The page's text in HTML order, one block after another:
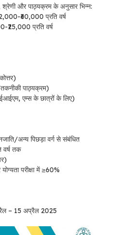
श्रेणी और पाठ्यक्रम के अनुसार भिन्न:
₹60,000 प्रति वर्ष
₹25,000 प्रति वर्ष
पाठ्यक्रम)
एम्स के छात्रों के लिए)
अन्य पिछड़ा वर्ग से संबंधित
वर्ष तक
परीक्षा में ≥60%
– 15 अप्रैल 2025